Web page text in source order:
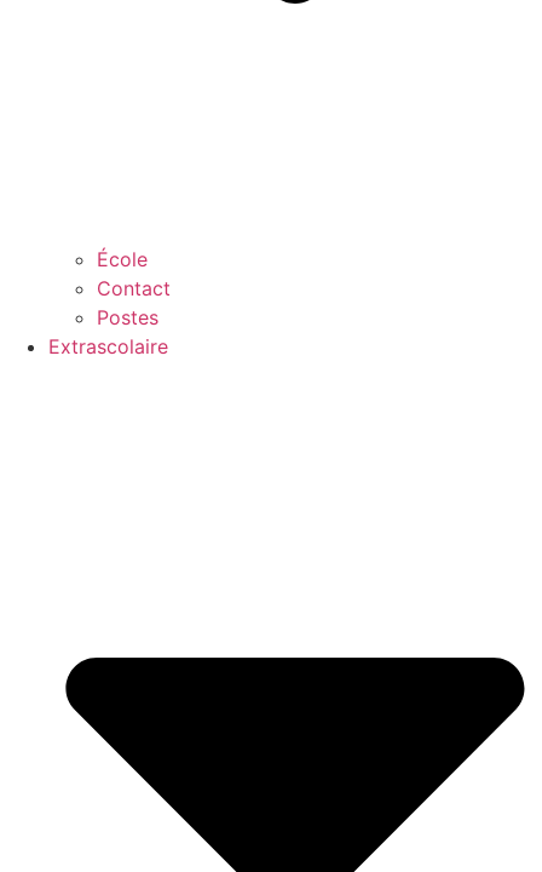
École
Contact
Postes
Extrascolaire